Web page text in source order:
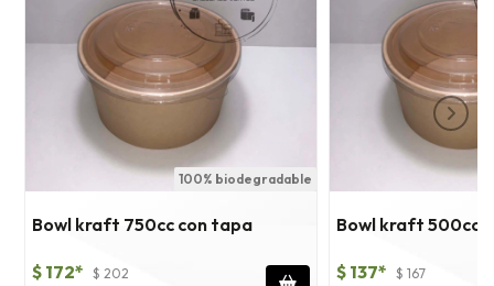
100% biodegradable
Bowl kraft 750cc con tapa
$ 172* $ 202
Bowl kraft 500cc
$ 137* $ 167